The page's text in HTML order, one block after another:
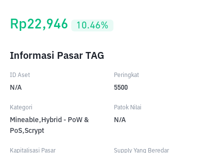
Rp22,946 10.46%
Informasi Pasar TAG
ID Aset
N/A
Peringkat
5500
Kategori
Mineable,Hybrid - PoW &
PoS,Scrypt
Patok Nilai
N/A
Kapitalisasi Pasar Supply Yang Beredar